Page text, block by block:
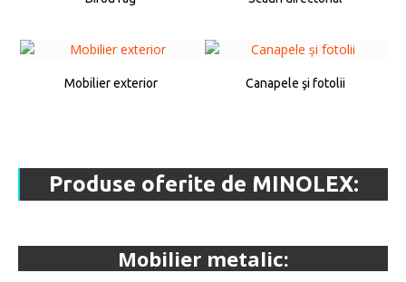
Mobilier exterior Canapele şi fotolii
Produse oferite de MINOLEX:
Mobilier metalic: